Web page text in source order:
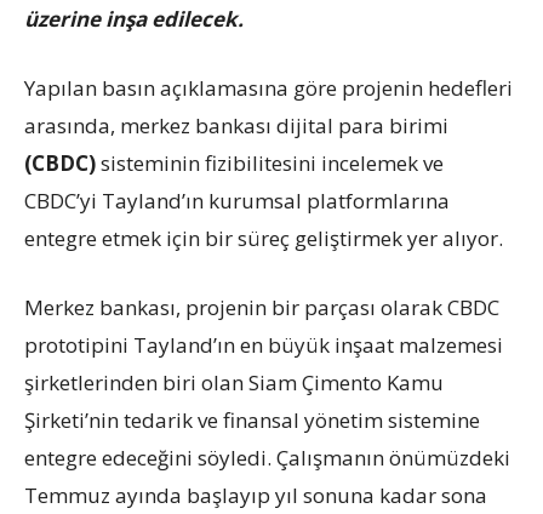
üzerine inşa edilecek.
Yapılan basın açıklamasına göre projenin hedefleri
arasında, merkez bankası dijital para birimi
(CBDC)sisteminin fizibilitesini incelemek ve
CBDC’yi Tayland’ın kurumsal platformlarına
entegre etmek için bir süreç geliştirmek yer alıyor.
Merkez bankası, projenin bir parçası olarak CBDC
prototipini Tayland’ın en büyük inşaat malzemesi
şirketlerinden biri olan Siam Çimento Kamu
Şirketi’nin tedarik ve finansal yönetim sistemine
entegre edeceğini söyledi. Çalışmanın önümüzdeki
Temmuz ayında başlayıp yıl sonuna kadar sona